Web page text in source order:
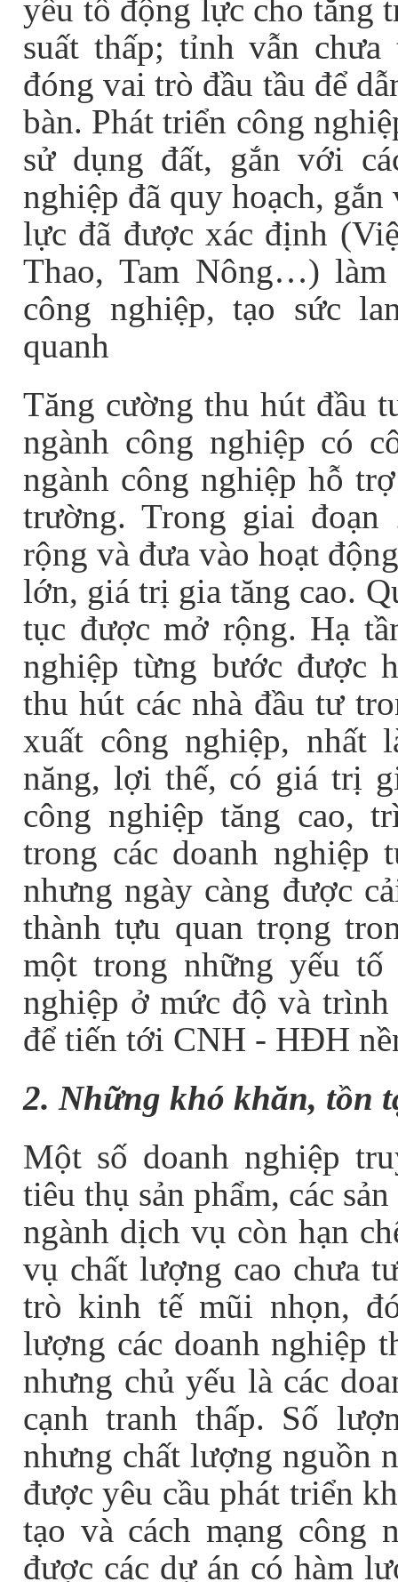
yếu tố động lực cho tăng
suất thấp; tỉnh vẫn
đóng vai trò đầu tầu để
bàn. Phát triển công
sử dụng đất, gắn với
nghiệp đã quy hoạch,
lực đã được xác định
Thao, Tam Nông…)
công nghiệp, tạo sức
quanh
Tăng cường thu hút đầu
ngành công nghiệp có
ngành công nghiệp hỗ
trường. Trong giai đoạn
rộng và đưa vào hoạt
lớn, giá trị gia tăng cao.
tục được mở rộng. Hạ
nghiệp từng bước được
thu hút các nhà đầu tư
xuất công nghiệp, nhất
năng, lợi thế, có giá trị
công nghiệp tăng cao,
trong các doanh nghiệp
nhưng ngày càng được
thành tựu quan trọng
một trong những yếu tố
nghiệp ở mức độ và
để tiến tới CNH - HĐH
2. Những khó khăn, tồn
Một số doanh nghiệp
tiêu thụ sản phẩm, các
ngành dịch vụ còn hạn
vụ chất lượng cao chưa
trò kinh tế mũi nhọn,
lượng các doanh nghiệp
nhưng chủ yếu là các
cạnh tranh thấp. Số
nhưng chất lượng nguồn
được yêu cầu phát triển
tạo và cách mạng công
được các dự án có hàm